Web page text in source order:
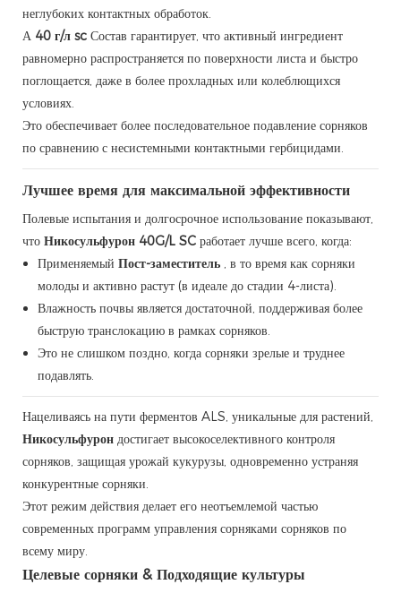
неглубоких контактных обработок.
А 40 г/л sc Состав гарантирует, что активный ингредиент
равномерно распространяется по поверхности листа и быстро
поглощается, даже в более прохладных или колеблющихся
условиях.
Это обеспечивает более последовательное подавление сорняков
по сравнению с несистемными контактными гербицидами.
Лучшее время для максимальной эффективности
Полевые испытания и долгосрочное использование показывают,
что Никосульфурон 40G/L SC работает лучше всего, когда:
Применяемый Пост-заместитель , в то время как сорняки
молоды и активно растут (в идеале до стадии 4-листа).
Влажность почвы является достаточной, поддерживая более
быструю транслокацию в рамках сорняков.
Это не слишком поздно, когда сорняки зрелые и труднее
подавлять.
Нацеливаясь на пути ферментов ALS, уникальные для растений,
Никосульфурон достигает высокоселективного контроля
сорняков, защищая урожай кукурузы, одновременно устраняя
конкурентные сорняки.
Этот режим действия делает его неотъемлемой частью
современных программ управления сорняками сорняков по
всему миру.
Целевые сорняки & Подходящие культуры